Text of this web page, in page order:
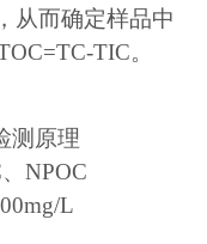
从而确定样品中
TIC。
测原理
NPOC
L